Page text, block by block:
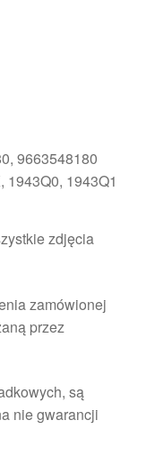
9663548180
1943Q0, 1943Q1
zdjęcia
zamówionej
przez
są
nie gwarancji